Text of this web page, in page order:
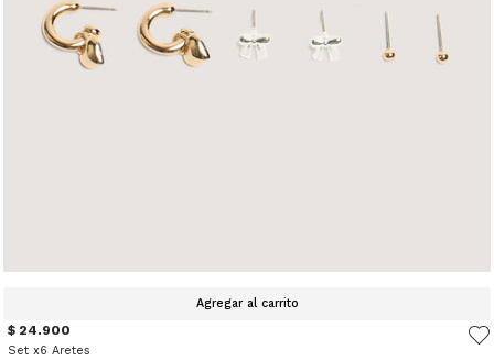
Agregar al carrito
$ 24.900
Set x6 Aretes